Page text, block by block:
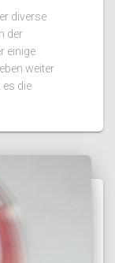
diverse
der
einige
weiter
die